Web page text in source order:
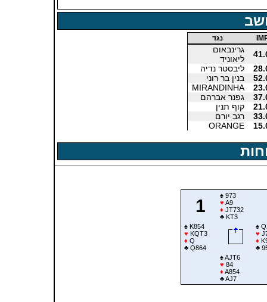
נגד
גרינבאום
ליאוניד
ליבסטר נדיה
בנין בר רוני
MIRANDINHA
גפנר אברהם
קוף תנין
רגב יורם
ORANGE
1
♠973
♥ A9
♦ JT732
♣KT3
♠K854
♥ KQT3
♦ Q
♣Q864
♠
♥
♦
♣
♠AJT6
♥ 84
♦ A854
♣AJ7